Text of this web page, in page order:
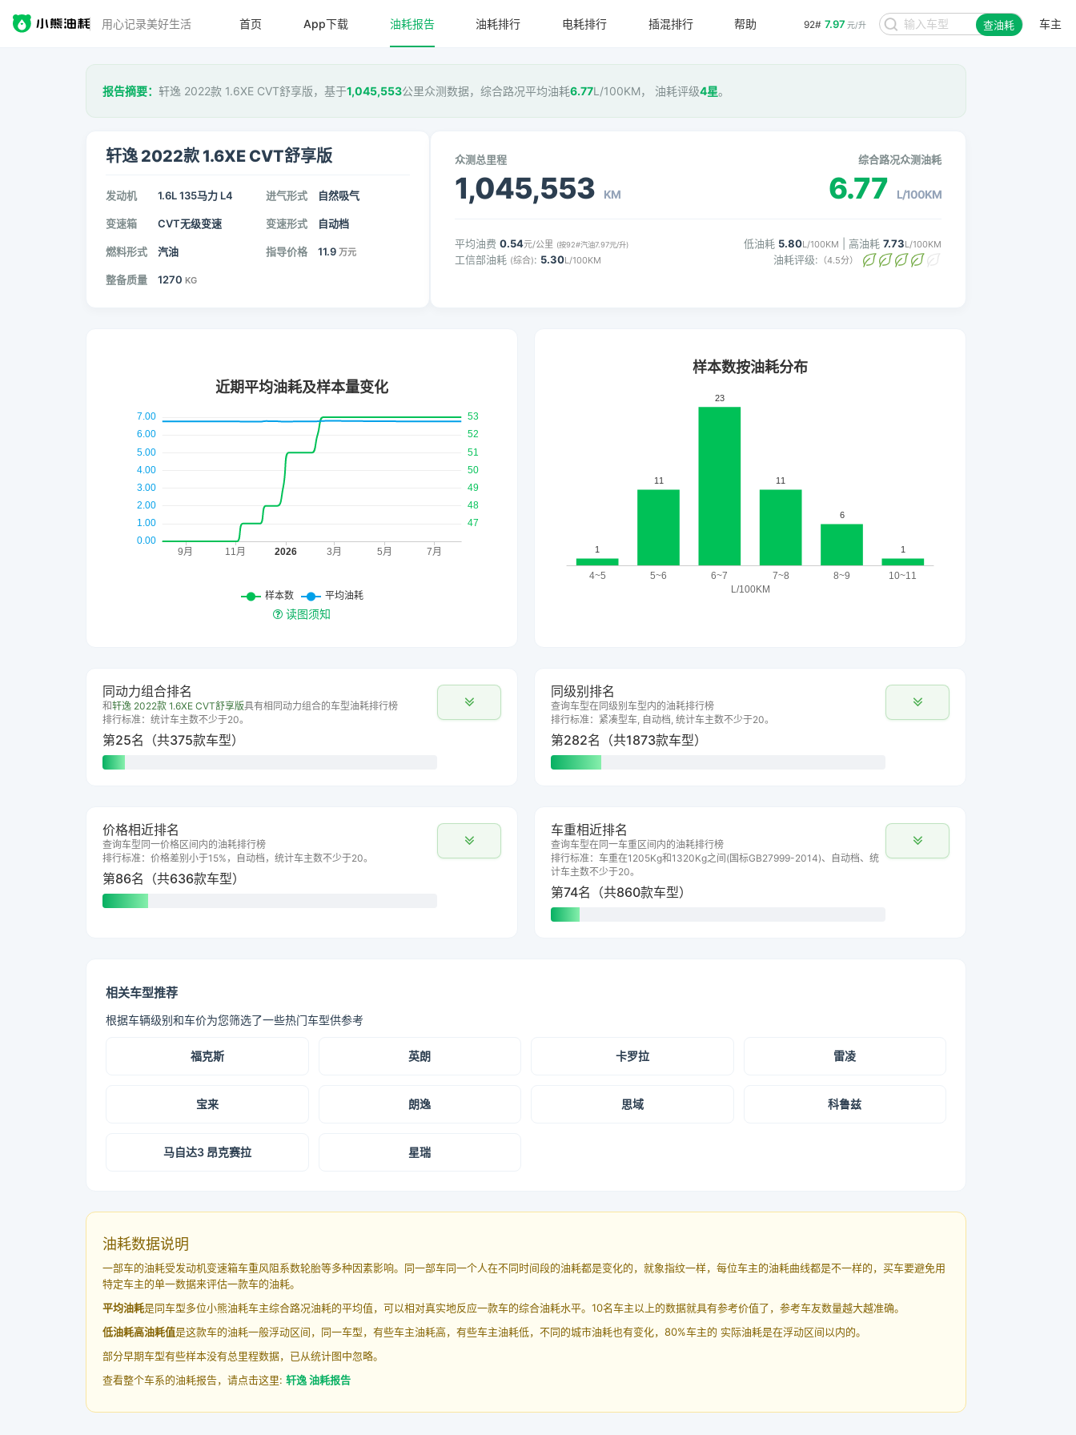
用心记录美好生活 92# 7.97 元/升 查油耗 车主
首页 App下载 油耗报告 油耗排行 电耗排行 插混排行 帮助
报告摘要： 轩逸 2022款 1.6XE CVT舒享版，基于1,045,553公里众测数据，综合路况平均油耗6.77L/100KM， 油耗评级4星。
轩逸 2022款 1.6XE CVT舒享版
发动机 1.6L 135马力 L4 进气形式 自然吸气
变速箱 CVT无级变速 变速形式 自动档
燃料形式 汽油 指导价格 11.9 万元
整备质量 1270 KG
众测总里程
1,045,553 KM
综合路况众测油耗
6.77 L/100KM
平均油费 0.54元/公里 (按92#汽油7.97元/升)
工信部油耗 (综合): 5.30L/100KM
低油耗 5.80L/100KM | 高油耗 7.73L/100KM
油耗评级: （4.5分）
读图须知
同动力组合排名
和轩逸 2022款 1.6XE CVT舒享版具有相同动力组合的车型油耗排行榜
排行标准：统计车主数不少于20。
第25名（共375款车型）
同级别排名
查询车型在同级别车型内的油耗排行榜
排行标准：紧凑型车, 自动档, 统计车主数不少于20。
第282名（共1873款车型）
价格相近排名
查询车型同一价格区间内的油耗排行榜
排行标准：价格差别小于15%，自动档，统计车主数不少于20。
第86名（共636款车型）
车重相近排名
查询车型在同一车重区间内的油耗排行榜
排行标准：车重在1205Kg和1320Kg之间(国标GB27999-2014)、自动档、统
计车主数不少于20。
第74名（共860款车型）
相关车型推荐
根据车辆级别和车价为您筛选了一些热门车型供参考
福克斯 英朗 卡罗拉 雷凌
宝来 朗逸 思域 科鲁兹
马自达3 昂克赛拉 星瑞
油耗数据说明
一部车的油耗受发动机变速箱车重风阻系数轮胎等多种因素影响。同一部车同一个人在不同时间段的油耗都是变化的，就象指纹一样，每位车主的油耗曲线都是不一样的，买车要避免用
特定车主的单一数据来评估一款车的油耗。
平均油耗是同车型多位小熊油耗车主综合路况油耗的平均值，可以相对真实地反应一款车的综合油耗水平。10名车主以上的数据就具有参考价值了，参考车友数量越大越准确。
低油耗高油耗值是这款车的油耗一般浮动区间，同一车型，有些车主油耗高，有些车主油耗低，不同的城市油耗也有变化，80%车主的 实际油耗是在浮动区间以内的。
部分早期车型有些样本没有总里程数据，已从统计图中忽略。
查看整个车系的油耗报告，请点击这里: 轩逸 油耗报告